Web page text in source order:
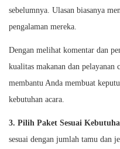
sebelumnya. Ulasan biasanya
pengalaman mereka.
Dengan melihat komentar dan
kualitas makanan dan
membantu Anda membuat
kebutuhan acara.
3. Pilih Paket Sesuai
sesuai dengan jumlah tamu dan